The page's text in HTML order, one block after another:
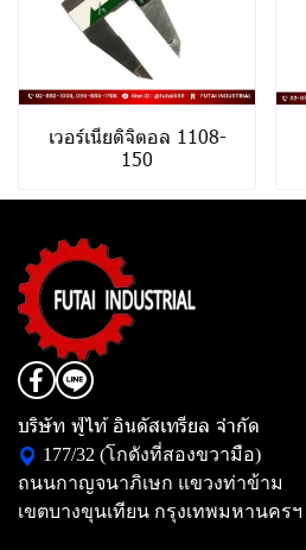
เวอร์เนียดิจิตอล 1108-
150
บริษัท ฟู่ไท้ อินดัสเทรียล จำกัด
177/32 (โกดังที่สองขวามือ)
ถนนกาญจนาภิเษก แขวงท่าข้าม
เขตบางขุนเทียน กรุงเทพมหานครฯ